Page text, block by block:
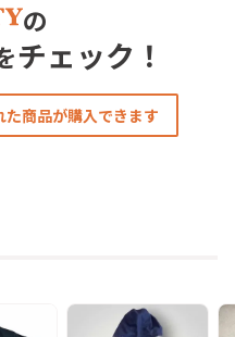
の
チェック！
商品が購入できます